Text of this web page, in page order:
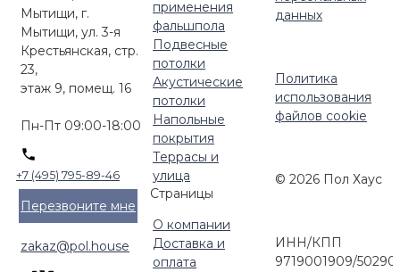
Кровельные опоры HILST PLATFORM
Комплектующие для улицы
Мытищи, г.
Мытищи, ул. 3-я
Крестьянская, стр.
23,
этаж 9, помещ. 16
Пн-Пт 09:00-18:00
+7 (495) 795-89-46
Перезвоните мне
zakaz@pol.house
применения
фальшпола
Подвесные
потолки
Акустические
потолки
Напольные
покрытия
Террасы и
улица
Страницы
О компании
Доставка и
оплата
данных
Политика
использования
файлов cookie
© 2026 Пол Хаус
ИНН/КПП
9719001909/